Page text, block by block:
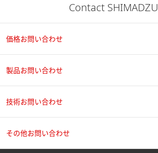
Contact SHIMADZU
価格お問い合わせ
製品お問い合わせ
技術お問い合わせ
その他お問い合わせ